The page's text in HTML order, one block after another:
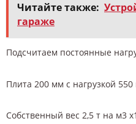
Читайте также:
гараже
Подсчитаем постоянные
Плита 200 мм с нагрузкой 550
Собственный вес 2,5 т на м3